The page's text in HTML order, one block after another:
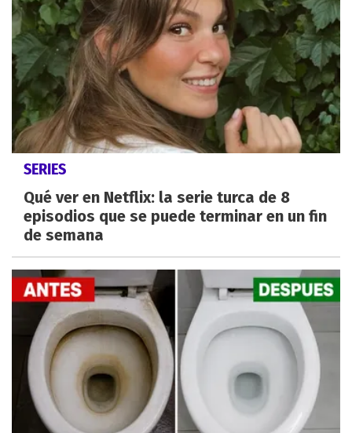
SERIES
Qué ver en Netflix: la serie turca de 8
episodios que se puede terminar en un fin
de semana